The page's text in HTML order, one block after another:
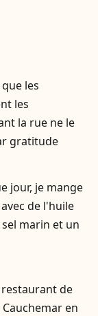
les
les
la rue ne le
gratitude
jour, je mange
de l'huile
marin et un
de
en